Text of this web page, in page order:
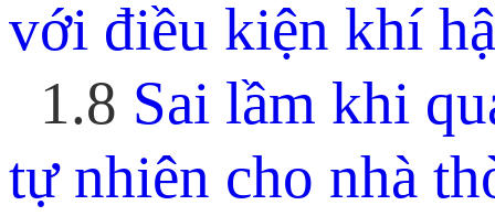
với điều kiện khí
1.8 Sai lầm khi
tự nhiên cho nhà